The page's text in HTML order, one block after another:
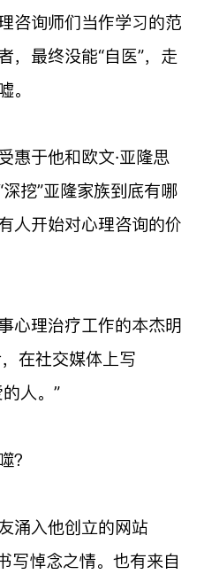
咨询师们当作学习的范
，最终没能“自医”，走
。
惠于他和欧文·亚隆思
挖”亚隆家族到底有哪
人开始对心理咨询的价
心理治疗工作的本杰明
在社交媒体上写
人。”
？
涌入他创立的网站
悼念之情。也有来自